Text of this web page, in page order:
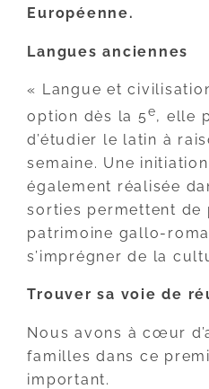
Européenne.
Langues anciennes
« Langue et
option dès la 5e, elle
d’étudier le latin à
semaine. Une
également réalisée
sorties permettent de
patrimoine gallo-
s’imprégner de la
Trouver sa voie de
Nous avons à cœur
familles dans ce
important.